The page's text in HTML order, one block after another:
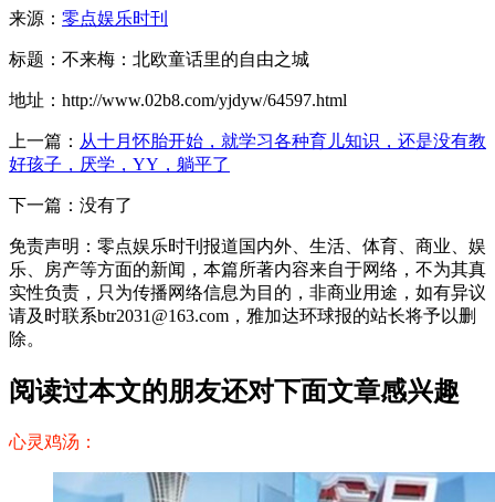
来源： 零点娱乐时刊
标题：不来梅：北欧童话里的自由之城
地址：http://www.02b8.com/yjdyw/64597.html
上一篇： 从十月怀胎开始，就学习各种育儿知识，还是没有教
好孩子，厌学，YY，躺平了
下一篇：没有了
免责声明：零点娱乐时刊报道国内外、生活、体育、商业、娱
乐、房产等方面的新闻，本篇所著内容来自于网络，不为其真
实性负责，只为传播网络信息为目的，非商业用途，如有异议
请及时联系btr2031@163.com，雅加达环球报的站长将予以删
除。
阅读过本文的朋友还对下面文章感兴趣
心灵鸡汤：